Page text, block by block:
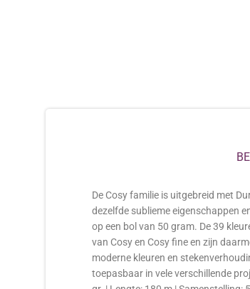
De Cosy familie is uitgebreid met
dezelfde sublieme eigenschappen
op een bol van 50 gram. De 39
van Cosy en Cosy fine en zijn
moderne kleuren en
toepasbaar in vele verschillende